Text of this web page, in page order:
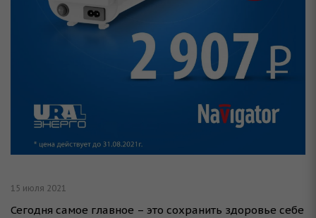
15 июля 2021
Сегодня самое главное – это сохранить здоровье себе